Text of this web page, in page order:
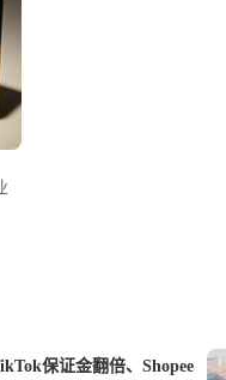
保证金翻倍、Shopee